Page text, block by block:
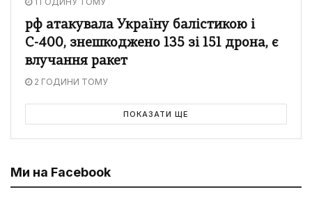
рф атакувала Україну балістикою і
С-400, знешкоджено 135 зі 151 дрона, є
влучання ракет
2 ГОДИНИ ТОМУ
ПОКАЗАТИ ЩЕ
Ми на Facebook